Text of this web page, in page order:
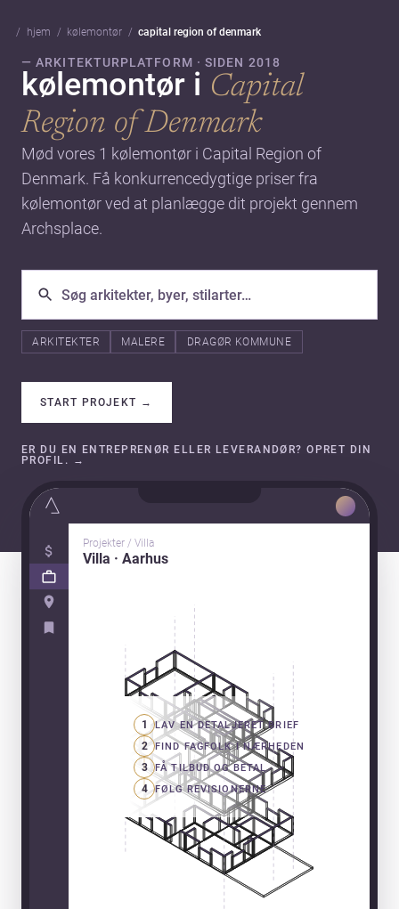
hjem kølemontør capital region of denmark
— ARKITEKTURPLATFORM · SIDEN 2018
kølemontør i Capital
Region of Denmark
Mød vores 1 kølemontør i Capital Region of
Denmark. Få konkurrencedygtige priser fra
kølemontør ved at planlægge dit projekt gennem
Archsplace.
ARKITEKTER MALERE DRAGØR KOMMUNE
START PROJEKT →
ER DU EN ENTREPRENØR ELLER LEVERANDØR? OPRET DIN
PROFIL.
→
Projekter / Villa
Villa · Aarhus
1 LAV EN DETALJERET BRIEF
2 FIND FAGFOLK I NÆRHEDEN
3 FÅ TILBUD OG BETAL
4 FØLG REVISIONERNE